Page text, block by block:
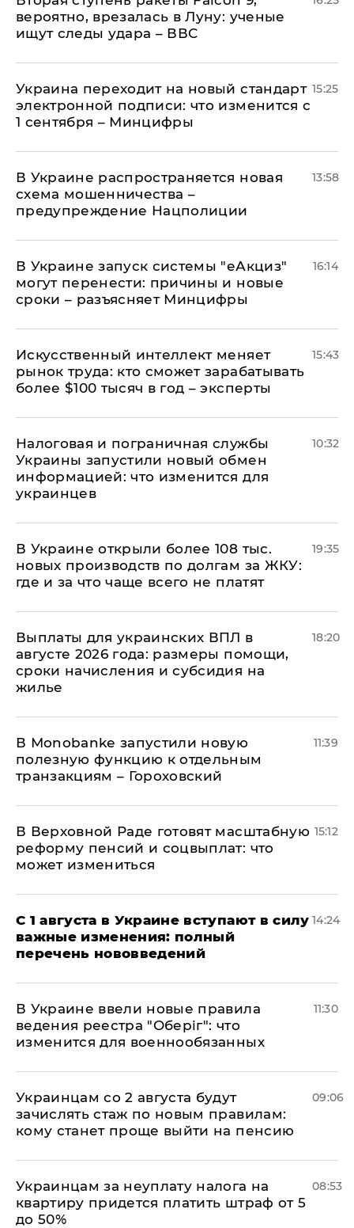
вероятно, врезалась в Луну: ученые
ищут следы удара – ВВС
Украина переходит на новый стандарт
электронной подписи: что изменится с
1 сентября – Минцифры
15:25
В Украине распространяется новая
схема мошенничества –
предупреждение Нацполиции
13:58
В Украине запуск системы "еАкциз"
могут перенести: причины и новые
сроки – разъясняет Минцифры
16:14
Искусственный интеллект меняет
рынок труда: кто сможет зарабатывать
более $100 тысяч в год – эксперты
15:43
Налоговая и пограничная службы
Украины запустили новый обмен
информацией: что изменится для
украинцев
10:32
В Украине открыли более 108 тыс.
новых производств по долгам за ЖКУ:
где и за что чаще всего не платят
19:35
Выплаты для украинских ВПЛ в
августе 2026 года: размеры помощи,
сроки начисления и субсидия на
жилье
18:20
В Мonobankе запустили новую
полезную функцию к отдельным
транзакциям – Гороховский
11:39
В Верховной Раде готовят масштабную
реформу пенсий и соцвыплат: что
может измениться
15:12
С 1 августа в Украине вступают в силу
важные изменения: полный
перечень нововведений
14:24
В Украине ввели новые правила
ведения реестра "Оберіг": что
изменится для военнообязанных
11:30
Украинцам со 2 августа будут
зачислять стаж по новым правилам:
кому станет проще выйти на пенсию
09:06
Украинцам за неуплату налога на
квартиру придется платить штраф от 5
до 50%
08:53